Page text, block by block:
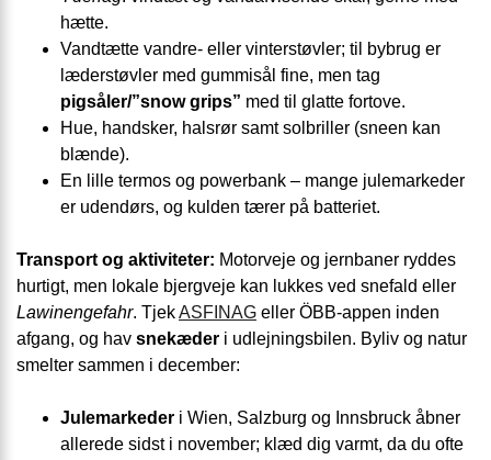
hætte.
Vandtætte vandre- eller vinterstøvler; til bybrug er
læderstøvler med gummisål fine, men tag
pigsåler/”snow grips” med til glatte fortove.
Hue, handsker, halsrør samt solbriller (sneen kan
blænde).
En lille termos og powerbank – mange julemarkeder
er udendørs, og kulden tærer på batteriet.
Transport og aktiviteter: Motorveje og jernbaner ryddes
hurtigt, men lokale bjergveje kan lukkes ved snefald eller
Lawinengefahr. TjekASFINAG eller ÖBB-appen inden
afgang, og hav snekæder i udlejningsbilen. Byliv og natur
smelter sammen i december:
Julemarkeder i Wien, Salzburg og Innsbruck åbner
allerede sidst i november; klæd dig varmt, da du ofte